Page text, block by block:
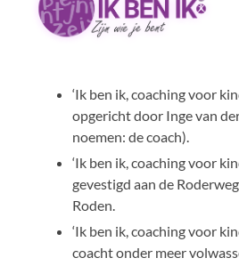
‘Ik ben ik, coaching voor
opgericht door Inge van
noemen: de coach).
‘Ik ben ik, coaching voor
gevestigd aan de
Roden.
‘Ik ben ik, coaching voor
coacht onder meer